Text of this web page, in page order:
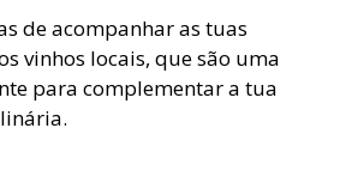
de acompanhar as tuas
vinhos locais, que são uma
para complementar a tua